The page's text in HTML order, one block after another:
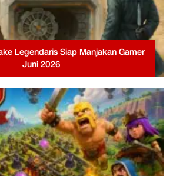
Legendaris Siap Manjakan Gamer
Juni 2026